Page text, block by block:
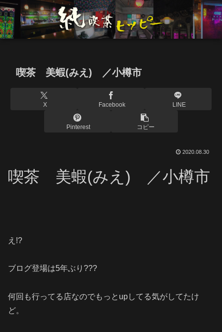
喫茶 美蝦(みえ) ／小樽市
X Facebook LINE
Pinterest コピー
2020.08.30
喫茶 美蝦(みえ) ／小樽市
え!?
ブログ登場は5年ぶり???
何回も行ってる店なのでもっとupしてる気がしてたけ
ど。